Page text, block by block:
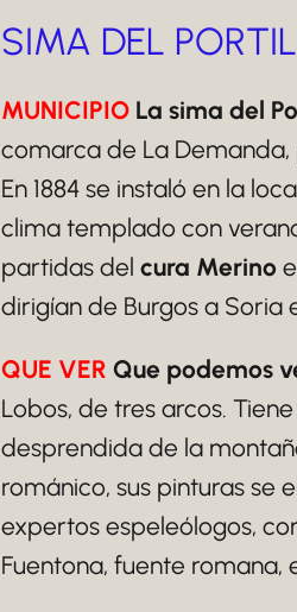
SIMA DEL
MUNICIPIO La sima del
comarca de La
En 1884 se instaló en la
clima templado con
partidas del cura Merino
dirigían de Burgos a Soria
QUE VER Que podemos
Lobos, de tres arcos.
desprendida de la
románico, sus pinturas se
expertos espeleólogos,
Fuentona, fuente romana,